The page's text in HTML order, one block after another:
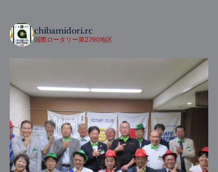
chibamidori.rc
国際ロータリー第2790地区